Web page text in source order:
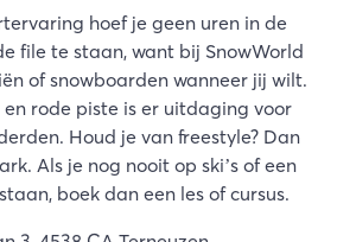
hoef je geen uren in de
file te staan, want bij SnowWorld
of snowboarden wanneer jij wilt.
rode piste is er uitdaging voor
Houd je van freestyle? Dan
Als je nog nooit op ski’s of een
boek dan een les of cursus.